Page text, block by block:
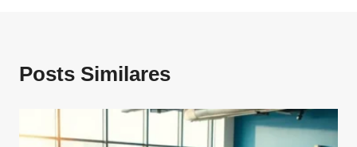
Posts Similares